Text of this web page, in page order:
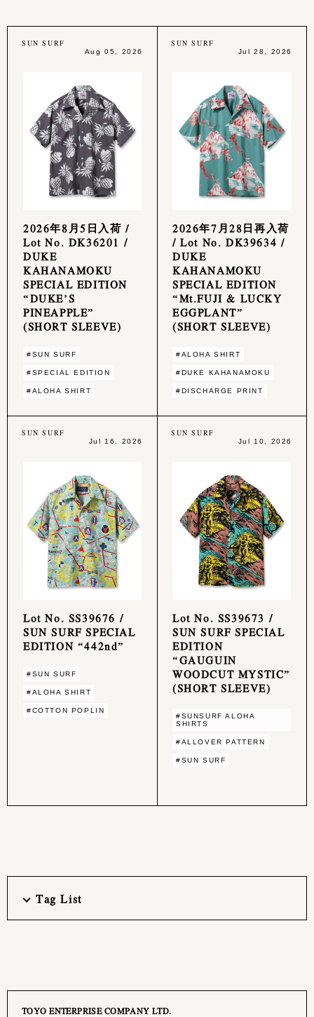
SUN SURF
Aug 05, 2026
2026年8月5日入荷 /
Lot No. DK36201 /
DUKE
KAHANAMOKU
SPECIAL EDITION
“DUKE’S
PINEAPPLE”
(SHORT SLEEVE)
#SUN SURF
#SPECIAL EDITION
#ALOHA SHIRT
SUN SURF
Jul 28, 2026
2026年7月28日再入荷
/ Lot No. DK39634 /
DUKE
KAHANAMOKU
SPECIAL EDITION
“Mt.FUJI & LUCKY
EGGPLANT”
(SHORT SLEEVE)
#ALOHA SHIRT
#DUKE KAHANAMOKU
#DISCHARGE PRINT
SUN SURF
Jul 16, 2026
Lot No. SS39676 /
SUN SURF SPECIAL
EDITION “442nd”
#SUN SURF
#ALOHA SHIRT
#COTTON POPLIN
SUN SURF
Jul 10, 2026
Lot No. SS39673 /
SUN SURF SPECIAL
EDITION
“GAUGUIN
WOODCUT MYSTIC”
(SHORT SLEEVE)
#SUNSURF ALOHA
SHIRTS
#ALLOVER PATTERN
#SUN SURF
Tag List
TOYO ENTERPRISE COMPANY LTD.